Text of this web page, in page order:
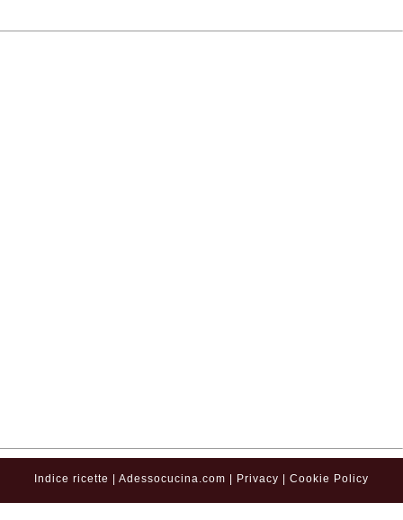
Indice ricette Adessocucina.com Privacy Cookie Policy